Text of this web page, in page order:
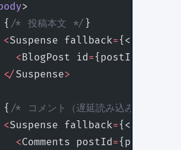
>
/* 投稿本文 */ }
<
Suspense fallback=
<
BlogPost id= {postId}
</
Suspense>
/* コメント（遅延読み込み） */
<
Suspense fallback=
<
Comments postId= {postId}